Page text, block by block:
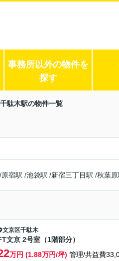
事務所以外の物件を
探す
駄木駅の物件一覧
/原宿駅 /池袋駅 /新宿三丁目駅 /秋葉原
文京区千駄木
文京 2号室（1階部分）
万円 (1.88万円/坪) 管理/共益費